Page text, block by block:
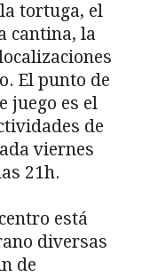
tortuga, el
cantina, la
El punto de
juego es el
de
viernes
21h.
está
diversas
de